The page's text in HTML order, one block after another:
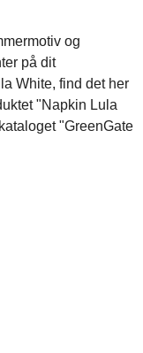
og
på dit
White, find det her
"Napkin Lula
"GreenGate